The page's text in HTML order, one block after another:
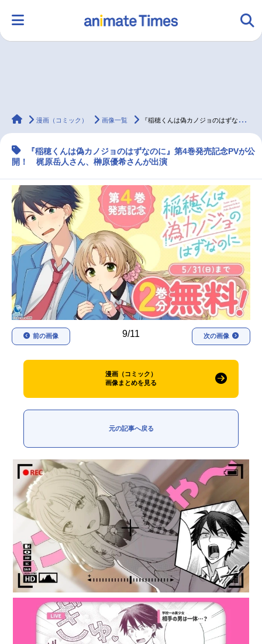
ラジオ みんなの声 グッズ 映画
マンガ・ラノベ ゲーム・アプリ 音楽
2.5次元 配信・Vtuber トレンド 無料マンガ
最新記事一覧
アニメ記事一覧 声優記事一覧
アニメ映画一覧 実写化映画一覧
今期アニメ曜日別一覧
春アニメ
秋アニメ 冬アニメ
FOLLOW US
animateTimes
漫画（コミック） 画像一覧 『稲穂くんは偽カノジョのはずなのに』第4巻発売記念PVが公開
『稲穂くんは偽カノジョのはずなのに』第4巻発売記念PVが公
開！ 梶原岳人さん、榊原優希さんが出演
9/11
前の画像 次の画像
漫画（コミック）
画像まとめを見る
元の記事へ戻る